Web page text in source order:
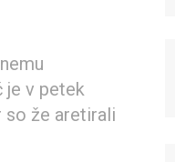
je v petek
že aretirali